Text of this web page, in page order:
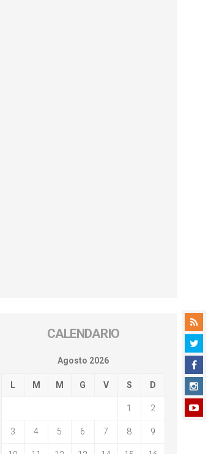
CALENDARIO
Agosto 2026
L M M G V S D
1 2
3 4 5 6 7 8 9